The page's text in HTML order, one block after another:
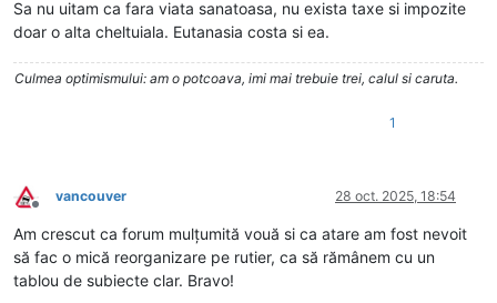
Sa nu uitam ca fara viata sanatoasa, nu exista taxe si impozite
doar o alta cheltuiala. Eutanasia costa si ea.
Culmea optimismului: am o potcoava, imi mai trebuie trei, calul si caruta.
1
Deconectat
vancouver 28 oct. 2025, 18:54
Am crescut ca forum mulțumită vouă si ca atare am fost nevoit
să fac o mică reorganizare pe rutier, ca să rămânem cu un
tablou de subiecte clar. Bravo!